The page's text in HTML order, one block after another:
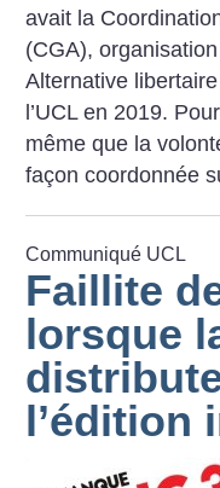
avait la
(CGA),
Alternative
l’UCL en 2019.
même que la
façon coordonnée
Communiqué UCL
Faillite
lorsque
l’édition